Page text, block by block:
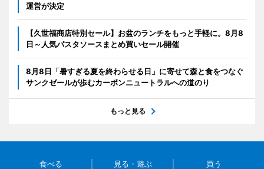
運営が決定
【久世福商店特別セール】お盆のランチをもっと手軽に。8月8
日～人気パスタソースまとめ買いセール開催
8月8日「暑すぎる夏を終わらせる日」に寄せて森と食をつなぐ
サンクゼールが歩むカーボンニュートラルへの道のり
もっと見る
食べる 見る・遊ぶ 買う